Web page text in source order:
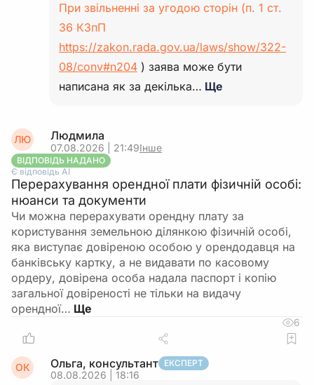
При звільненні за угодою сторін (п. 1 ст.
36 КЗпП
https://zakon.rada.gov.ua/laws/show/322-
08/conv#n204 ) заява може бути
написана як за декілька… Ще
ЛЮ Людмила
07.08.2026 | 21:49Інше
ВІДПОВІДЬ НАДАНО
Є відповідь АІ
Перерахування орендної плати фізичній особі:
нюанси та документи
Чи можна перерахувати орендну плату за
користування земельною ділянкою фізичній особі,
яка виступає довіреною особою у орендодавця на
банківську картку, а не видавати по касовому
ордеру, довірена особа надала паспорт і копію
загальної довіреності не тільки на видачу
орендної…
6
ОК Ольга, консультант ЕКСПЕРТ
08.08.2026 | 18:16